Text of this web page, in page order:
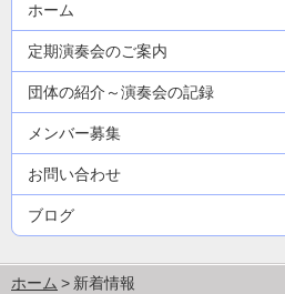
ホーム
定期演奏会のご案内
団体の紹介～演奏会の記録
メンバー募集
お問い合わせ
ブログ
ホーム 新着情報